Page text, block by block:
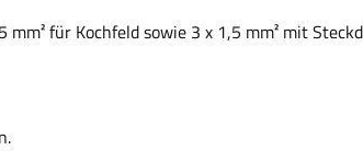
für Kochfeld sowie 3 x 1,5 mm² mit